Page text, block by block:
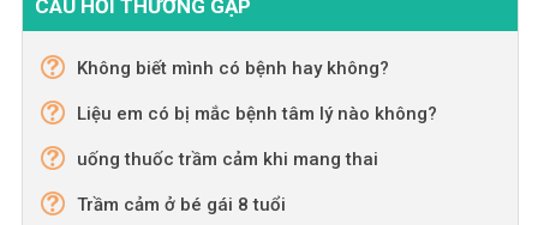
CÂU HỎI THƯỜNG GẶP
Không biết mình có bệnh hay không?
Liệu em có bị mắc bệnh tâm lý nào không?
uống thuốc trầm cảm khi mang thai
Trầm cảm ở bé gái 8 tuổi